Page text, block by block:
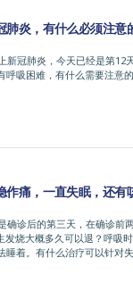
肺炎，有什么必须注意
新冠肺炎，今天已经是第
呼吸困难，有什么需要注意
作痛，一直失眠，还有
确诊后的第三天，在确诊前
发烧大概多久可以退？呼吸
睡着。有什么治疗可以针对